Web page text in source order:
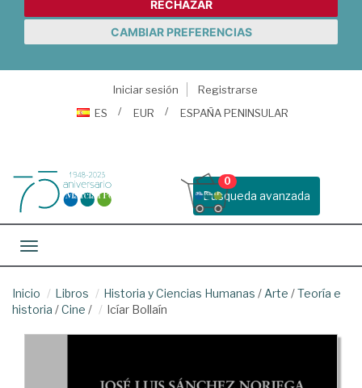
RECHAZAR
CAMBIAR PREFERENCIAS
Iniciar sesión
Registrarse
ES
EUR ESPAÑA PENINSULAR
Busqueda avanzada
0
Toggle navigation
Inicio Libros Historia y Ciencias Humanas / Arte /Teoría e
historia /Cine / Icíar Bollaín